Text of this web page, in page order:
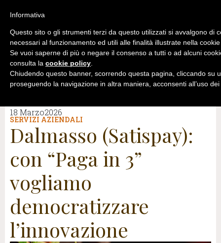
18 Marzo2026
SERVIZI AZIENDALI
Dalmasso (Satispay):
con “Paga in 3”
vogliamo
democratizzare
l’innovazione
Informativa
Questo sito o gli strumenti terzi da questo utilizzati si avvalgono di
necessari al funzionamento ed utili alle finalità illustrate nella
Se vuoi saperne di più o negare il consenso a tutti o ad alcuni
consulta la cookie policy.
Chiudendo questo banner, scorrendo questa pagina, cliccando su
proseguendo la navigazione in altra maniera, acconsenti all’uso